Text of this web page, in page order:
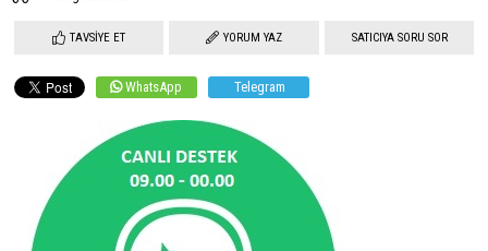
TAVSIYE ET YORUM YAZ SATICIYA SORU SOR
WhatsApp Telegram